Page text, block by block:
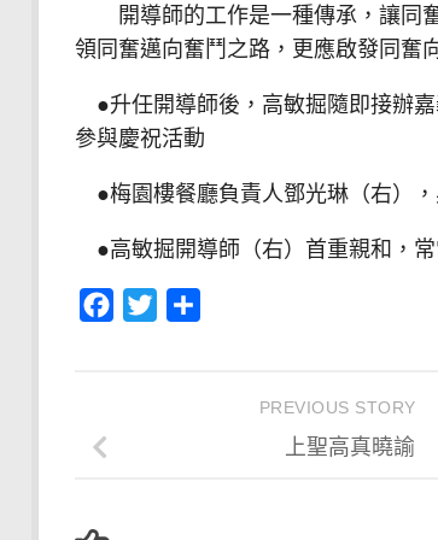
開導師的工作是一種傳承，讓同奮
領同奮邁向奮鬥之路，更應啟發同奮
●升任開導師後，高敏掘隨即接辦
參與慶祝活動
●梅園樓餐廳負責人鄧光琳（右）
●高敏掘開導師（右）首重親和，
Facebook
Twitter
PREVIOUS STORY
上聖高真曉諭